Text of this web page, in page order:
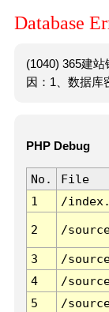
Database
(1040) 365建
因：1、数据库
PHP Debug
No. File
1
/
2 /
3 /
4
/
5
/